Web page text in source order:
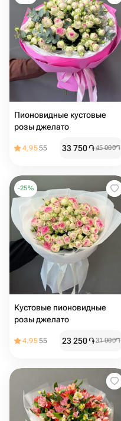
Пионовидные кустовые
розы джелато
4.9555 33 750֏45 000֏
-25%
Кустовые пионовидные
розы джелато
4.9555 23 250֏31 000֏